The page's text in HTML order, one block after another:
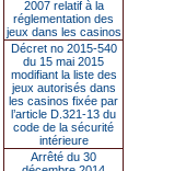
2007 relatif à la
réglementation des
jeux dans les casinos
Décret no 2015-540
du 15 mai 2015
modifiant la liste des
jeux autorisés dans
les casinos fixée par
l’article D.321-13 du
code de la sécurité
intérieure
Arrêté du 30